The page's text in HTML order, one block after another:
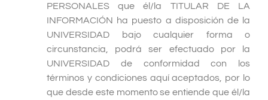
PERSONALES que él/la TITULAR DE LA
INFORMACIÓN ha puesto a disposición de la
UNIVERSIDAD bajo cualquier forma o
circunstancia, podrá ser efectuado por la
UNIVERSIDAD de conformidad con los
términos y condiciones aquí aceptados, por lo
que desde este momento se entiende que él/la